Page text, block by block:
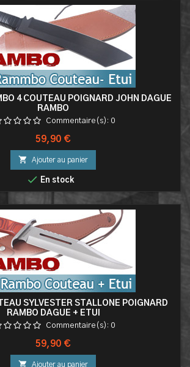
4 COUTEAU POIGNARD JOHN DAGUE
RAMBO
Commentaire(s): 0
Prix
59,90 €
 Ajouter au panier
 En stock
SYLVESTER STALLONE POIGNARD
RAMBO DAGUE + ETUI
Commentaire(s): 0
Prix
59,90 €
 Ajouter au panier